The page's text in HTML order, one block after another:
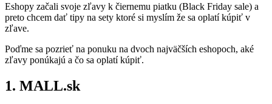
Eshopy začali svoje zľavy k čiernemu piatku (Black Friday sale) a
preto chcem dať tipy na sety ktoré si myslím že sa oplatí kúpiť v
zľave.
Poďme sa pozrieť na ponuku na dvoch najväčších eshopoch, aké
zľavy ponúkajú a čo sa oplatí kúpiť.
1. MALL.sk